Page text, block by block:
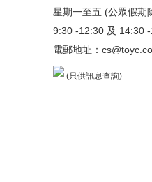
星期一至五 (公眾假期
9:30 -12:30 及 14:30
電郵地址：
(只供訊息查詢)